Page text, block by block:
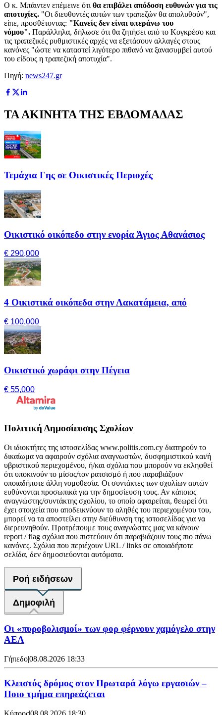
Ο κ. Μπάιντεν επέμεινε ότι θα επιβάλει απόδοση ευθυνών για τις
αποτυχίες. "Οι διευθυντές αυτών των τραπεζών θα απολυθούν",
είπε, προσθέτοντας: "Κανείς δεν είναι υπεράνω του
νόμου". Παράλληλα, δήλωσε ότι θα ζητήσει από το Κογκρέσο και
τις τραπεζικές ρυθμιστικές αρχές να εξετάσουν αλλαγές στους
κανόνες "ώστε να καταστεί λιγότερο πιθανό να ξανασυμβεί αυτού
του είδους η τραπεζική αποτυχία".
Πηγή: news247.gr
ΤΑ ΑΚΙΝΗΤΑ ΤΗΣ ΕΒΔΟΜΑΔΑΣ
Τεμάχια Γης σε Οικιστικές Περιοχές
Οικιστικό οικόπεδο στην ενορία Άγιος Αθανάσιος
€ 290,000
4 Οικιστικά οικόπεδα στην Λακατάμεια, από
€ 100,000
Οικιστικό χωράφι στην Πέγεια
€ 55,000
Πολιτική Δημοσίευσης Σχολίων
Οι ιδιοκτήτες της ιστοσελίδας www.politis.com.cy διατηρούν το
δικαίωμα να αφαιρούν σχόλια αναγνωστών, δυσφημιστικού και/ή
υβριστικού περιεχομένου, ή/και σχόλια που μπορούν να εκληφθεί
ότι υποκινούν το μίσος/τον ρατσισμό ή που παραβιάζουν
οποιαδήποτε άλλη νομοθεσία. Οι συντάκτες των σχολίων αυτών
ευθύνονται προσωπικά για την δημοσίευση τους. Αν κάποιος
αναγνώστης/συντάκτης σχολίου, το οποίο αφαιρείται, θεωρεί ότι
έχει στοιχεία που αποδεικνύουν το αληθές του περιεχομένου του,
μπορεί να τα αποστείλει στην διεύθυνση της ιστοσελίδας για να
διερευνηθούν. Προτρέπουμε τους αναγνώστες μας να κάνουν
report / flag σχόλια που πιστεύουν ότι παραβιάζουν τους πιο πάνω
κανόνες. Σχόλια που περιέχουν URL / links σε οποιαδήποτε
σελίδα, δεν δημοσιεύονται αυτόματα.
Ροή ειδήσεων
Δημοφιλή
Οι «πυροβολισμοί» των φορ φέρνουν χαμόγελο στην
ΑΕΛ
Γήπεδο|08.08.2026 18:33
Κλειστός δρόμος στον Πρωταρά λόγω εργασιών –
Ποιο τμήμα επηρεάζεται
Κύπρος|08.08.2026 18:30